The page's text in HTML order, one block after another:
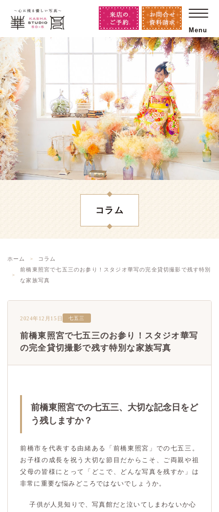
Menu
コラム
ホーム
コラム
前橋東照宮で七五三のお参り！スタジオ華写の完全貸切撮影で残す特別
な家族写真
2024年12月15日 七五三
前橋東照宮で七五三のお参り！スタジオ華写
の完全貸切撮影で残す特別な家族写真
前橋東照宮での七五三、大切な記念日をど
う残しますか？
前橋市を代表する由緒ある「前橋東照宮」での七五三。
お子様の成長を祝う大切な節目だからこそ、ご両親や祖
父母の皆様にとって「どこで、どんな写真を残すか」は
非常に重要な悩みどころではないでしょうか。
子供が人見知りで、写真館だと泣いてしまわないか心